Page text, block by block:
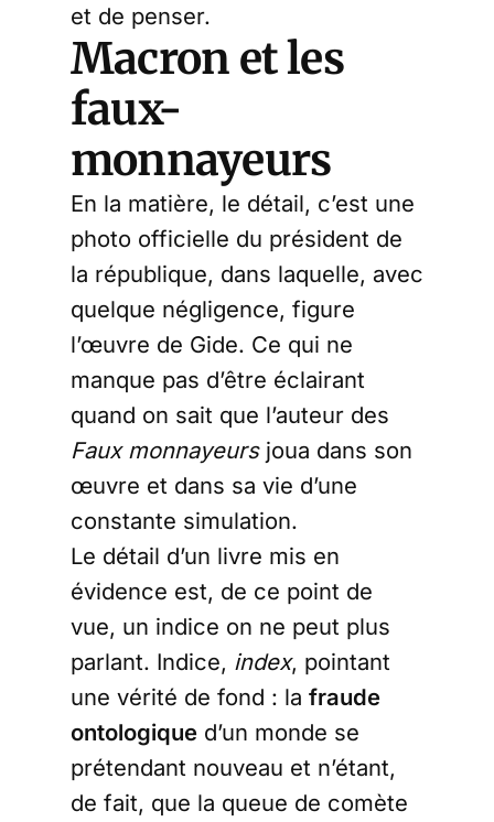
et de penser.
Macron et les
faux-
monnayeurs
En la matière, le détail, c’est une
photo officielle du président de
la république, dans laquelle, avec
quelque négligence, figure
l’œuvre de Gide. Ce qui ne
manque pas d’être éclairant
quand on sait que l’auteur des
Faux monnayeursjoua dans son
œuvre et dans sa vie d’une
constante simulation.
Le détail d’un livre mis en
évidence est, de ce point de
vue, un indice on ne peut plus
parlant. Indice, index, pointant
une vérité de fond : la fraude
ontologique d’un monde se
prétendant nouveau et n’étant,
de fait, que la queue de comète